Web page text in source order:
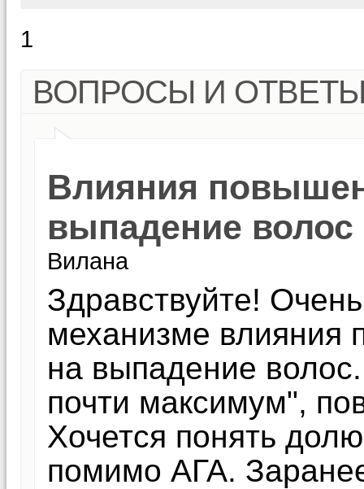
1
ВОПРОСЫ И
Влияния
выпадение волос
Вилана
Здравствуйте!
механизме влияния
на выпадение
почти максимум",
Хочется понять
помимо АГА.